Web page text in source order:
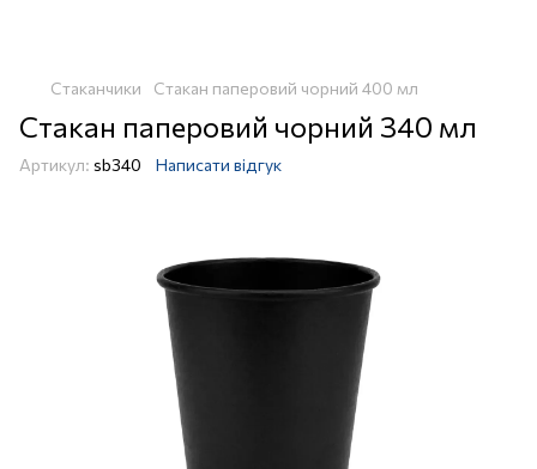
Стаканчики Стакан паперовий чорний 400 мл
Стакан паперовий чорний 340 мл
Артикул: sb340 Написати відгук